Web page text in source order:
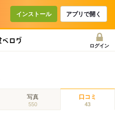
インストール アプリで開く
ログイン
写真
550
口コミ
43